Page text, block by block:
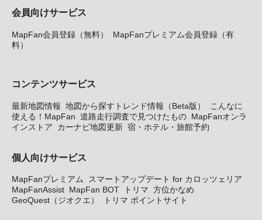
会員向けサービス
MapFan会員登録（無料）
MapFanプレミアム会員登録（有
料）
コンテンツサービス
最新地図情報 地図から探すトレンド情報（Beta版）
こんなに
使える！MapFan 道路走行調査で見つけたもの MapFanオンラ
インストア
カーナビ地図更新 宿・ホテル・旅館予約
個人向けサービス
MapFanプレミアム
スマートアップデート for カロッツェリア
MapFanAssist MapFan BOT トリマ 方位かなめ
GeoQuest（ジオクエ）
トリマ ポイントサイト